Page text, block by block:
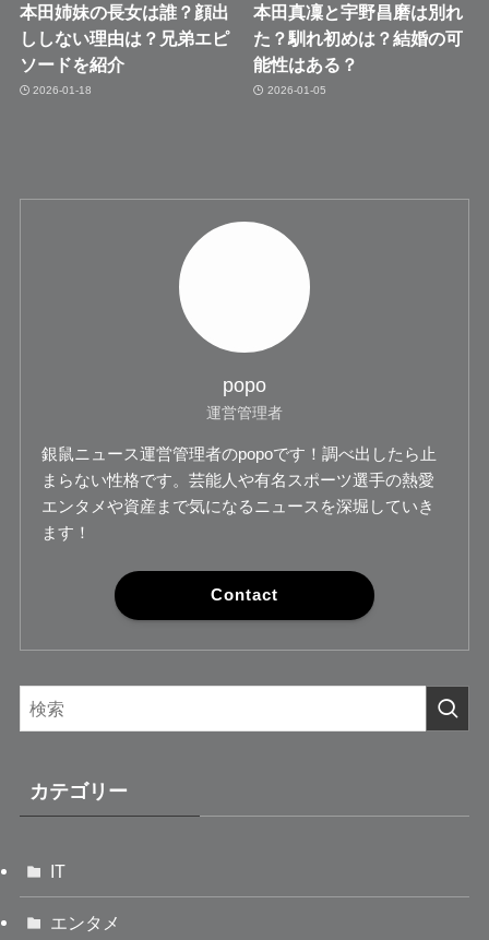
本田姉妹の長女は誰？顔出
ししない理由は？兄弟エピ
ソードを紹介
2026-01-18
本田真凜と宇野昌磨は別れ
た？馴れ初めは？結婚の可
能性はある？
2026-01-05
popo
運営管理者
銀鼠ニュース運営管理者のpopoです！調べ出したら止
まらない性格です。芸能人や有名スポーツ選手の熱愛
エンタメや資産まで気になるニュースを深堀していき
ます！
Contact
カテゴリー
IT
エンタメ